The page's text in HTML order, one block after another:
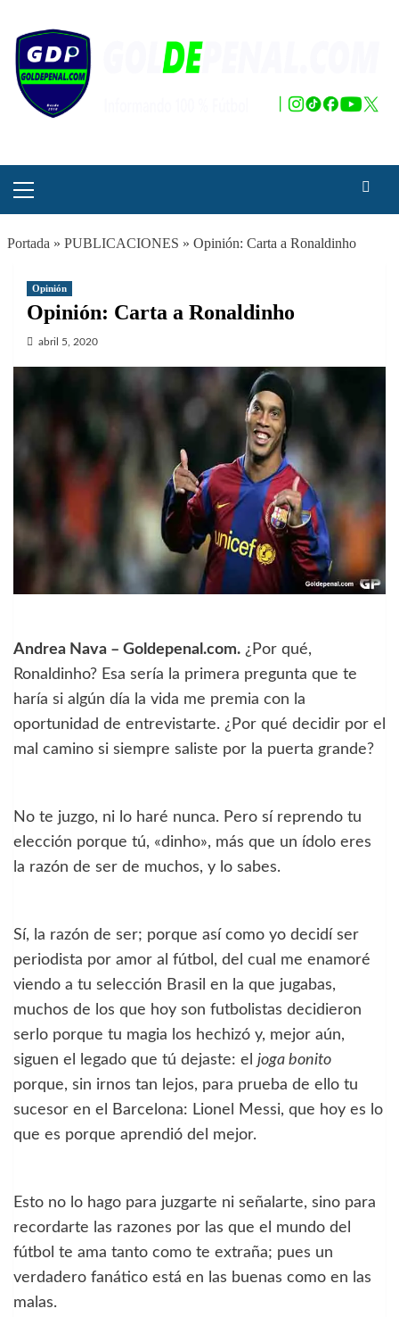
contenido
principal
Portada » PUBLICACIONES » Opinión: Carta a Ronaldinho
Opinión
Opinión: Carta a Ronaldinho
abril 5, 2020
Andrea Nava – Goldepenal.com. ¿Por qué,
Ronaldinho? Esa sería la primera pregunta que te
haría si algún día la vida me premia con la
oportunidad de entrevistarte. ¿Por qué decidir por el
mal camino si siempre saliste por la puerta grande?
No te juzgo, ni lo haré nunca. Pero sí reprendo tu
elección porque tú, «dinho», más que un ídolo eres
la razón de ser de muchos, y lo sabes.
Sí, la razón de ser; porque así como yo decidí ser
periodista por amor al fútbol, del cual me enamoré
viendo a tu selección Brasil en la que jugabas,
muchos de los que hoy son futbolistas decidieron
serlo porque tu magia los hechizó y, mejor aún,
siguen el legado que tú dejaste: el joga bonito
porque, sin irnos tan lejos, para prueba de ello tu
sucesor en el Barcelona: Lionel Messi, que hoy es lo
que es porque aprendió del mejor.
Esto no lo hago para juzgarte ni señalarte, sino para
recordarte las razones por las que el mundo del
fútbol te ama tanto como te extraña; pues un
verdadero fanático está en las buenas como en las
malas.